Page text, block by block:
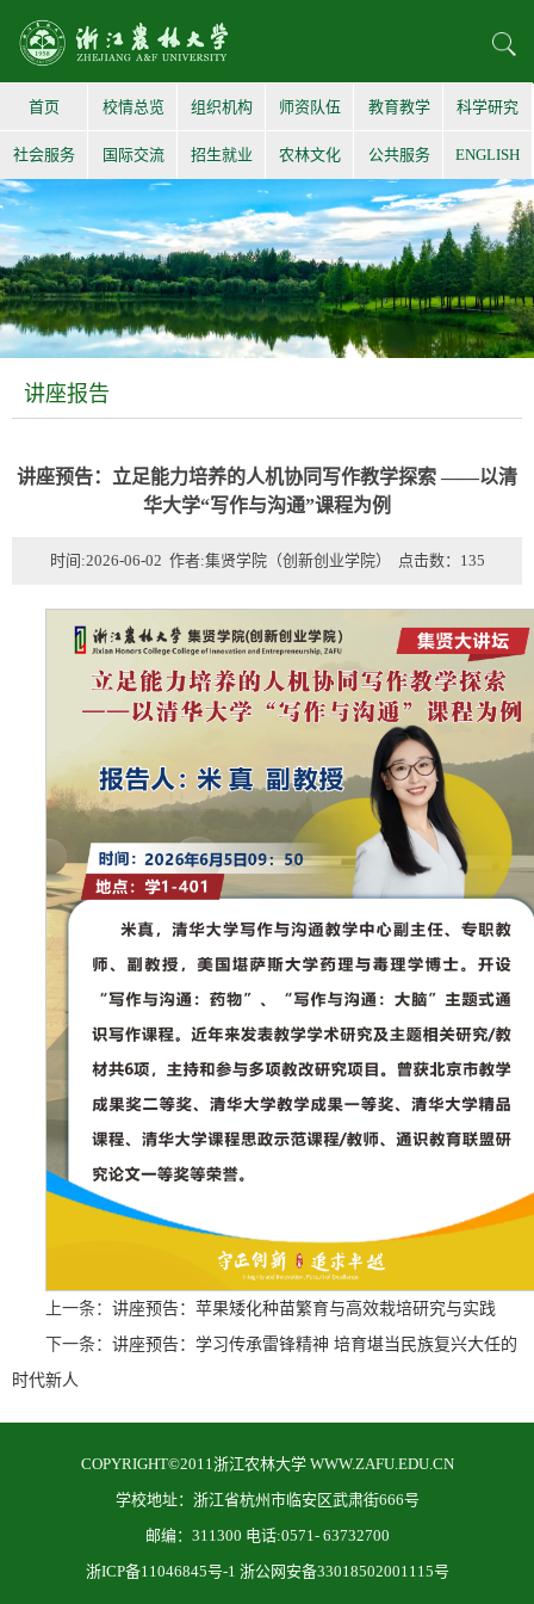
首页 校情总览 组织机构 师资队伍 教育教学 科学研究
社会服务 国际交流 招生就业 农林文化 公共服务 ENGLISH
讲座报告
讲座预告：立足能力培养的人机协同写作教学探索 ——以清
华大学“写作与沟通”课程为例
时间:2026-06-02 作者:集贤学院（创新创业学院） 点击数： 135
上一条： 讲座预告：苹果矮化种苗繁育与高效栽培研究与实践
下一条： 讲座预告：学习传承雷锋精神 培育堪当民族复兴大任的
时代新人
COPYRIGHT©2011浙江农林大学 WWW.ZAFU.EDU.CN
学校地址：浙江省杭州市临安区武肃街666号
邮编：311300 电话:0571- 63732700
浙ICP备11046845号-1 浙公网安备33018502001115号